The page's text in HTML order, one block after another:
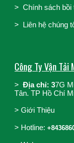
>Chính sách
> Liên hệ chúng
Công Ty Vận Tải
>Địa chỉ: 37G
Tân. TP Hồ Chí
>Giới Thiệu
> Hotline: